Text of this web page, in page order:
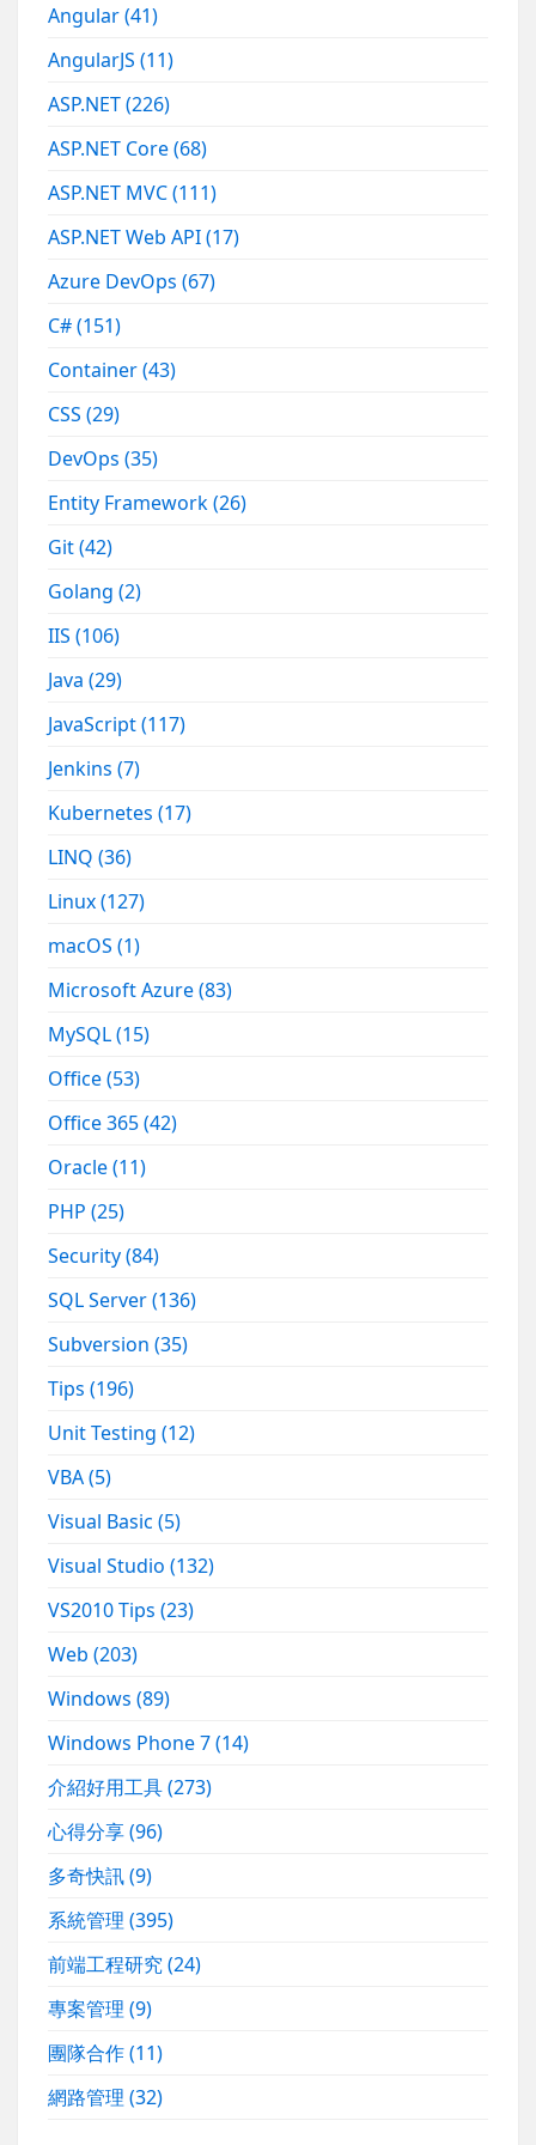
Angular(41)
AngularJS(11)
ASP.NET(226)
ASP.NET Core(68)
ASP.NET MVC(111)
ASP.NET Web API(17)
Azure DevOps(67)
C#(151)
Container(43)
CSS(29)
DevOps(35)
Entity Framework(26)
Git(42)
Golang(2)
IIS(106)
Java(29)
JavaScript(117)
Jenkins(7)
Kubernetes(17)
LINQ(36)
Linux(127)
macOS(1)
Microsoft Azure(83)
MySQL(15)
Office(53)
Office 365(42)
Oracle(11)
PHP(25)
Security(84)
SQL Server(136)
Subversion(35)
Tips(196)
Unit Testing(12)
VBA(5)
Visual Basic(5)
Visual Studio(132)
VS2010 Tips(23)
Web(203)
Windows(89)
Windows Phone 7(14)
介紹好用工具(273)
心得分享(96)
多奇快訊(9)
系統管理(395)
前端工程研究(24)
專案管理(9)
團隊合作(11)
網路管理(32)